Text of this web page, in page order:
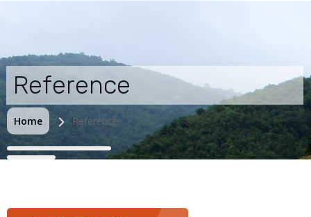
Reference
Home Reference